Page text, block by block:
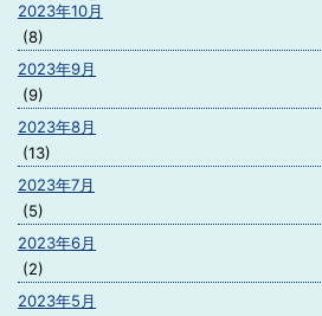
2023年10月
(8)
2023年9月
(9)
2023年8月
(13)
2023年7月
(5)
2023年6月
(2)
2023年5月